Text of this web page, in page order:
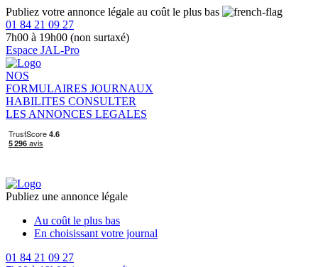
Publiez votre annonce légale au coût le plus bas
01 84 21 09 27
7h00 à 19h00 (non surtaxé)
Espace JAL-Pro
NOS
FORMULAIRES JOURNAUX
HABILITES CONSULTER
LES ANNONCES LEGALES
Publiez une annonce légale
Au coût le plus bas
En choisissant votre journal
01 84 21 09 27